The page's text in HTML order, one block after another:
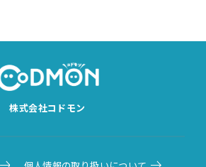
株式会社コドモン